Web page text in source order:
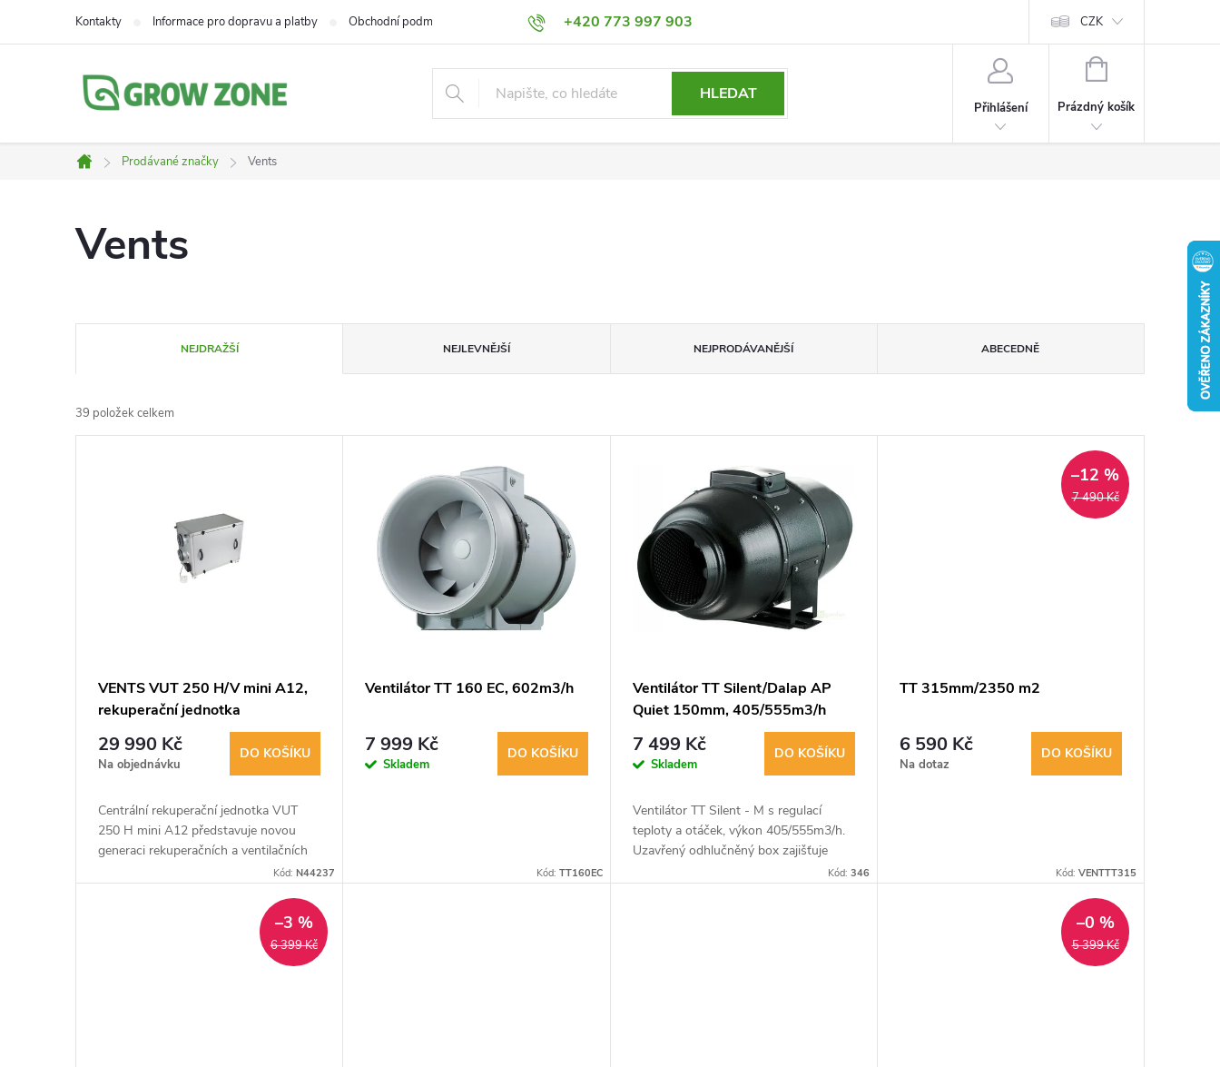
+420 773 997 903
Kontakty Informace pro dopravu a platby Obchodní podmínky Výměna a Vrácení Podmínky ochrany osobních údajů CZK
HLEDAT
Přihlášení
NÁKUPNÍ
Prázdný košík
Domů
Prodávané značky Vents
Vents
a
z
t
NEJDRAŽŠÍ NEJLEVNĚJŠÍ NEJPRODÁVANĚJŠÍ ABECEDNĚ
39 položek celkem
VENTS VUT 250 H/V mini A12,
rekuperační jednotka
29 990 Kč
Na objednávku
DO KOŠÍKU
Centrální rekuperační jednotka VUT
250 H mini A12 představuje novou
generaci rekuperačních a ventilačních
systémů pro celý dům - šetří energii,
Kód:N44237
Ventilátor TT 160 EC, 602m3/h
7 999 Kč
Skladem
DO KOŠÍKU
Kód: TT160EC
Ventilátor TT Silent/Dalap AP
Quiet 150mm, 405/555m3/h
7 499 Kč
Skladem
DO KOŠÍKU
Ventilátor TT Silent - M s regulací
teploty a otáček, výkon 405/555m3/h.
Uzavřený odhlučněný box zajišťuje
tichý provoz a vysoký tlak vzduchu.Kód: 346
7 490 Kč
–12 %
TT 315mm/2350 m2
6 590 Kč
Na dotaz
DO KOŠÍKU
Kód: VENTTT315
6 399 Kč
–3 %
5 399 Kč
–0 %